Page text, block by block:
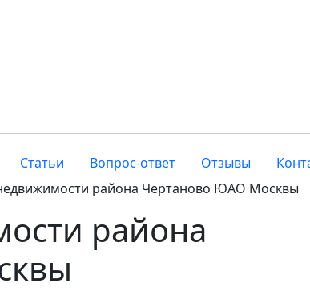
Статьи Вопрос-ответ Отзывы
района Чертаново ЮАО Москвы
района